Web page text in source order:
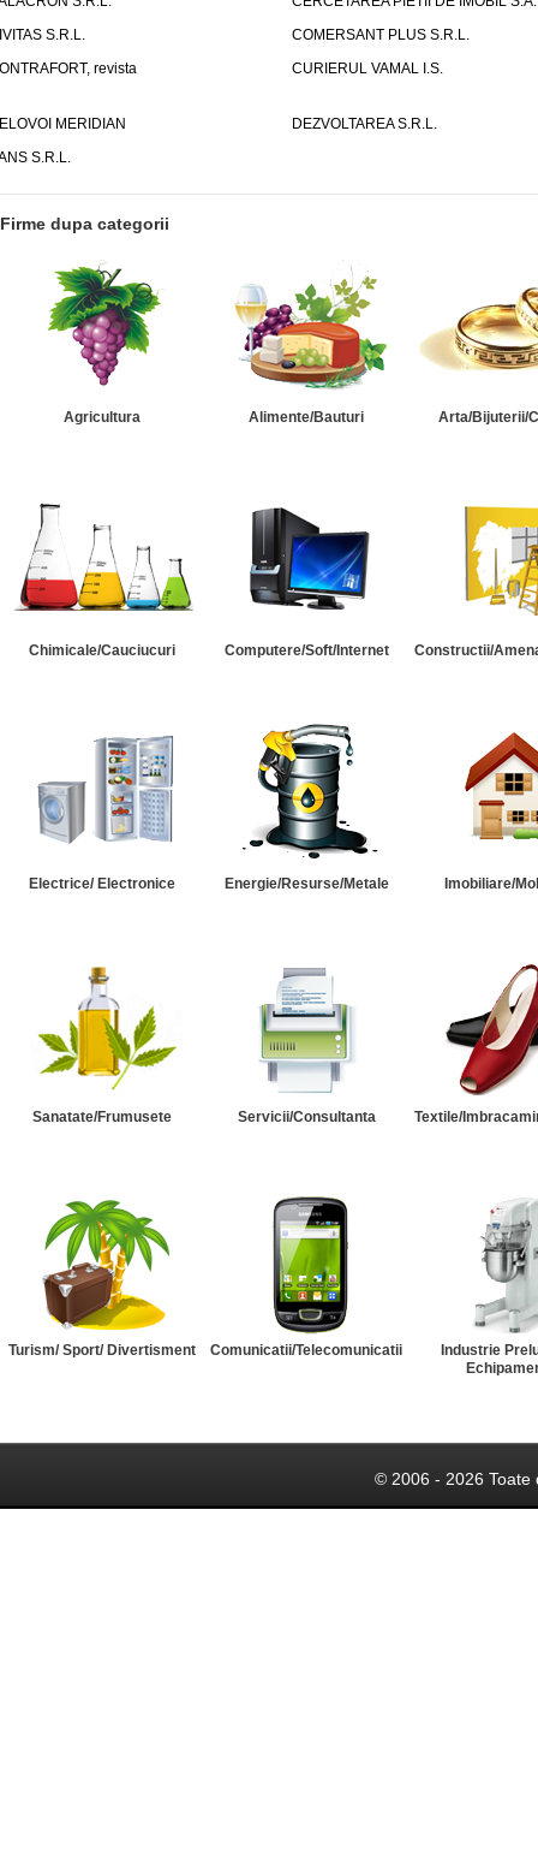
S.R.L.
COMERSANT PLUS S.R.L.
revista
CURIERUL VAMAL I.S.
MERIDIAN
DEZVOLTAREA S.R.L.
S.R.L.
Firme dupa categorii
Agricultura Alimente/Bauturi Arta/Bijuterii/
Chimicale/Cauciucuri Computere/Soft/Internet Constructii/
Electrice/ Electronice Energie/Resurse/Metale Imobiliare/
Sanatate/Frumusete Servicii/Consultanta Textile/
Turism/ Sport/ Divertisment Comunicatii/Telecomunicatii
Industrie
© 2006 - 2026